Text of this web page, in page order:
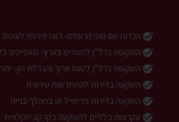
הכרות עם סוגי הרווחים- רווח פירותי לעומת
השקעות נדל”ן למגורים בארץ- מאפיינים
השקעות נדל”ן לטווח ארוך והגדלת הון-
השקעה בדירות להתחדשות עירונית
השקעה בדירות פריסייל או במהלך בנייה
עקרונות כלליים להשקעה בקרקע חקלאית